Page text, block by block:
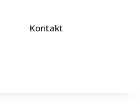
Kontakt